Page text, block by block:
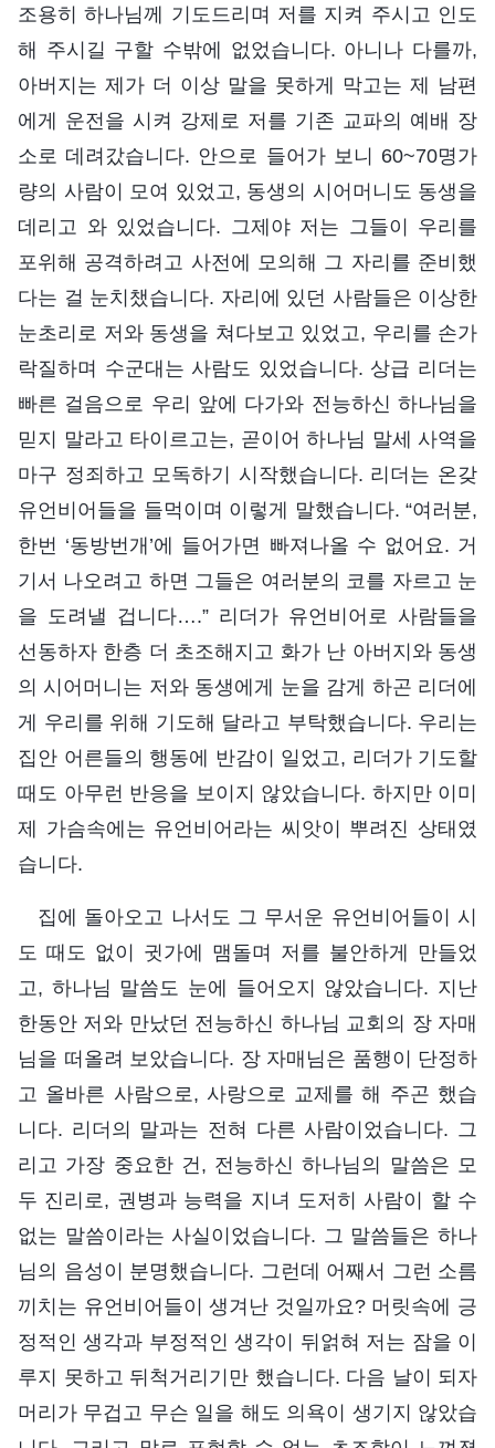
조용히 하나님께 기도드리며 저를 지켜 주시고 인도
해 주시길 구할 수밖에 없었습니다. 아니나 다를까,
아버지는 제가 더 이상 말을 못하게 막고는 제 남편
에게 운전을 시켜 강제로 저를 기존 교파의 예배 장
소로 데려갔습니다. 안으로 들어가 보니 60~70명가
량의 사람이 모여 있었고, 동생의 시어머니도 동생을
데리고 와 있었습니다. 그제야 저는 그들이 우리를
포위해 공격하려고 사전에 모의해 그 자리를 준비했
다는 걸 눈치챘습니다. 자리에 있던 사람들은 이상한
눈초리로 저와 동생을 쳐다보고 있었고, 우리를 손가
락질하며 수군대는 사람도 있었습니다. 상급 리더는
빠른 걸음으로 우리 앞에 다가와 전능하신 하나님을
믿지 말라고 타이르고는, 곧이어 하나님 말세 사역을
마구 정죄하고 모독하기 시작했습니다. 리더는 온갖
유언비어들을 들먹이며 이렇게 말했습니다. “여러분,
한번 ‘동방번개’에 들어가면 빠져나올 수 없어요. 거
기서 나오려고 하면 그들은 여러분의 코를 자르고 눈
을 도려낼 겁니다….” 리더가 유언비어로 사람들을
선동하자 한층 더 초조해지고 화가 난 아버지와 동생
의 시어머니는 저와 동생에게 눈을 감게 하곤 리더에
게 우리를 위해 기도해 달라고 부탁했습니다. 우리는
집안 어른들의 행동에 반감이 일었고, 리더가 기도할
때도 아무런 반응을 보이지 않았습니다. 하지만 이미
제 가슴속에는 유언비어라는 씨앗이 뿌려진 상태였
습니다.
집에 돌아오고 나서도 그 무서운 유언비어들이 시
도 때도 없이 귓가에 맴돌며 저를 불안하게 만들었
고, 하나님 말씀도 눈에 들어오지 않았습니다. 지난
한동안 저와 만났던 전능하신 하나님 교회의 장 자매
님을 떠올려 보았습니다. 장 자매님은 품행이 단정하
고 올바른 사람으로, 사랑으로 교제를 해 주곤 했습
니다. 리더의 말과는 전혀 다른 사람이었습니다. 그
리고 가장 중요한 건, 전능하신 하나님의 말씀은 모
두 진리로, 권병과 능력을 지녀 도저히 사람이 할 수
없는 말씀이라는 사실이었습니다. 그 말씀들은 하나
님의 음성이 분명했습니다. 그런데 어째서 그런 소름
끼치는 유언비어들이 생겨난 것일까요? 머릿속에 긍
정적인 생각과 부정적인 생각이 뒤얽혀 저는 잠을 이
루지 못하고 뒤척거리기만 했습니다. 다음 날이 되자
머리가 무겁고 무슨 일을 해도 의욕이 생기지 않았습